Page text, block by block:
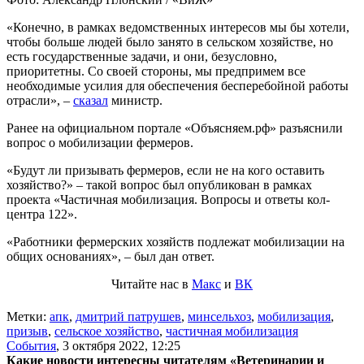
«Конечно, в рамках ведомственных интересов мы бы хотели,
чтобы больше людей было занято в сельском хозяйстве, но
есть государственные задачи, и они, безусловно,
приоритетны. Со своей стороны, мы предпримем все
необходимые усилия для обеспечения бесперебойной работы
отрасли», – сказал министр.
Ранее на официальном портале «Объясняем.рф» разъяснили
вопрос о мобилизации фермеров.
«Будут ли призывать фермеров, если не на кого оставить
хозяйство?» – такой вопрос был опубликован в рамках
проекта «Частичная мобилизация. Вопросы и ответы кол-
центра 122».
«Работники фермерских хозяйств подлежат мобилизации на
общих основаниях», – был дан ответ.
Читайте нас в Макс и ВК
Метки: апк, дмитрий патрушев, минсельхоз, мобилизация,
призыв, сельское хозяйство, частичная мобилизация
События, 3 октября 2022, 12:25
Какие новости интересны читателям «Ветеринарии и